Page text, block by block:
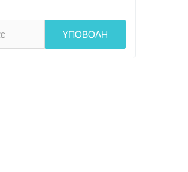
ΥΠΟΒΟΛΗ